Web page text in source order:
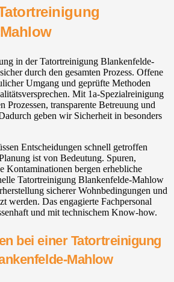
in der Tatortreinigung Blankenfelde-
durch den gesamten Prozess. Offene
Umgang und geprüfte Methoden
Mit 1a-Spezialreinigung
Prozessen, transparente Betreuung und
geben wir Sicherheit in besonders
Entscheidungen schnell getroffen
ist von Bedeutung. Spuren,
Kontaminationen bergen erhebliche
Tatortreinigung Blankenfelde-Mahlow⁠
sicherer Wohnbedingungen und
werden. Das engagierte Fachpersonal
und mit technischem Know-how.
bei einer Tatortreinigung
Mahlow⁠